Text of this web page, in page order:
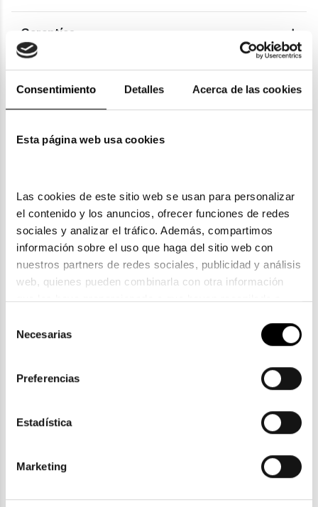
Consentimiento Detalles Acerca de las cookies
Esta página web usa cookies
Las cookies de este sitio web se usan para personalizar
el contenido y los anuncios, ofrecer funciones de redes
sociales y analizar el tráfico. Además, compartimos
información sobre el uso que haga del sitio web con
nuestros partners de redes sociales, publicidad y análisis
web, quienes pueden combinarla con otra información
que les haya proporcionado o que hayan recopilado a
la política de privacidad en el siguiente
. Consulta
Necesarias
Preferencias
Estadística
Marketing
Garantías